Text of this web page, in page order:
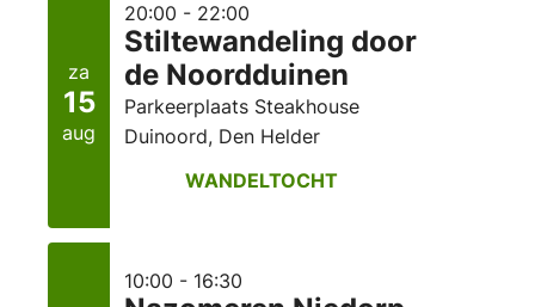
za
15
aug
20:00 - 22:00
Stiltewandeling door
de Noordduinen
Parkeerplaats Steakhouse
Duinoord, Den Helder
WANDELTOCHT
10:00 - 16:30